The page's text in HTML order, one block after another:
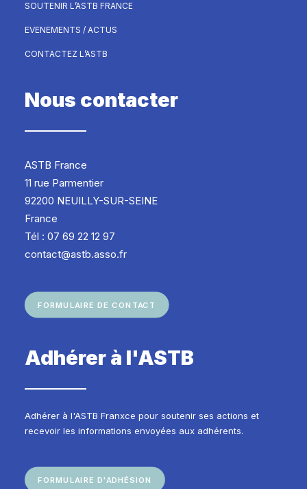
SOUTENIR L’ASTB FRANCE
EVENEMENTS / ACTUS
CONTACTEZ L’ASTB
Nous contacter
ASTB France
11 rue Parmentier
92200 NEUILLY-SUR-SEINE
France
Tél : 07 69 22 12 97
contact@astb.asso.fr
FORMULAIRE DE CONTACT
Adhérer à l'ASTB
Adhérer à l'ASTB Franxce pour soutenir ses actions et
recevoir les informations envoyées aux adhérents.
FORMULAIRE D'ADHÉSION